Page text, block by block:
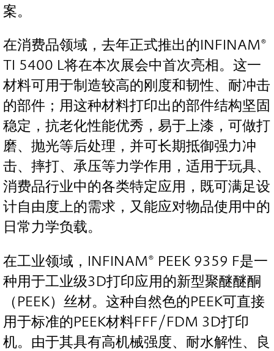
案。
在消费品领域，去年正式推出的INFINAM®
TI 5400 L将在本次展会中首次亮相。这一
材料可用于制造较高的刚度和韧性、耐冲击
的部件；用这种材料打印出的部件结构坚固
稳定，抗老化性能优秀，易于上漆，可做打
磨、抛光等后处理，并可长期抵御强力冲
击、摔打、承压等力学作用，适用于玩具、
消费品行业中的各类特定应用，既可满足设
计自由度上的需求，又能应对物品使用中的
日常力学负载。
在工业领域，INFINAM® PEEK 9359 F是一
种用于工业级3D打印应用的新型聚醚醚酮
（PEEK）丝材。这种自然色的PEEK可直接
用于标准的PEEK材料FFF/FDM 3D打印
机。由于其具有高机械强度、耐水解性、良